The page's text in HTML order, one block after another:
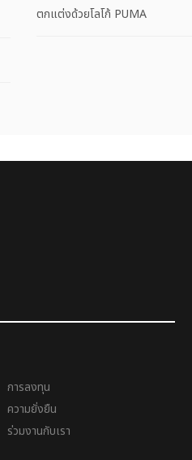
ตกแต่งด้วยโลโก้ PUMA
การลงทุน
ความยั่งยืน
ร่วมงานกับเรา